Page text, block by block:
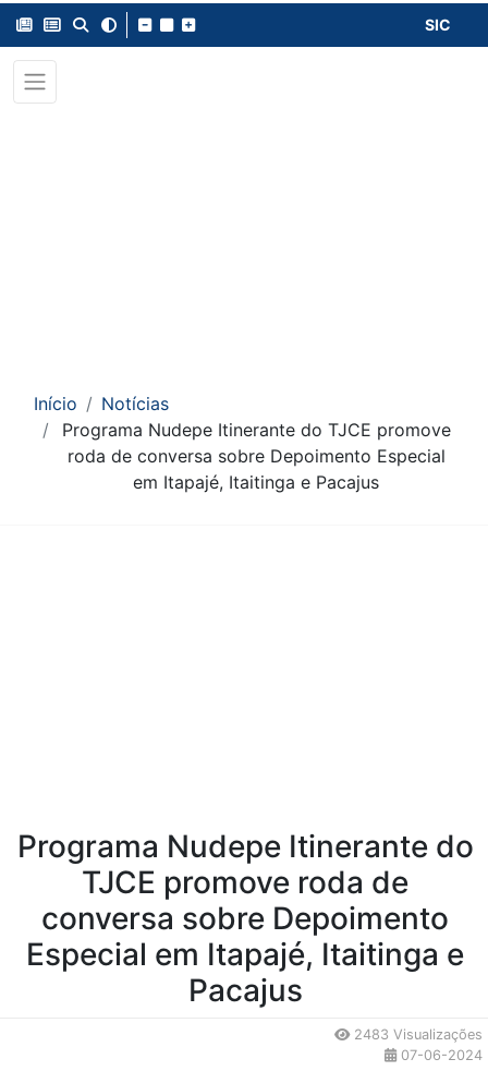
SIC
Início
Notícias
Programa Nudepe Itinerante do TJCE promove
roda de conversa sobre Depoimento Especial
em Itapajé, Itaitinga e Pacajus
Programa Nudepe Itinerante do
TJCE promove roda de
conversa sobre Depoimento
Especial em Itapajé, Itaitinga e
Pacajus
2483 Visualizações
07-06-2024